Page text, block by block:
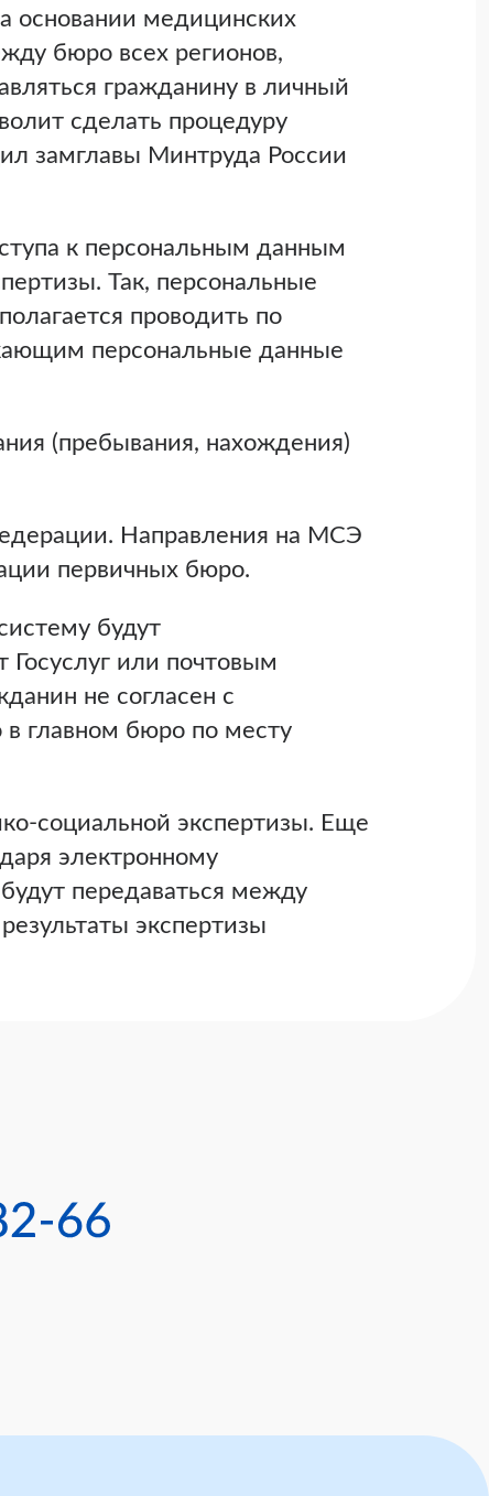
основании медицинских
бюро всех регионов,
гражданину в личный
сделать процедуру
замглавы Минтруда России
к персональным данным
Так, персональные
проводить по
персональные данные
(пребывания, нахождения)
Направления на МСЭ
первичных бюро.
будут
Госуслуг или почтовым
не согласен с
главном бюро по месту
социальной экспертизы. Еще
электронному
передаваться между
экспертизы